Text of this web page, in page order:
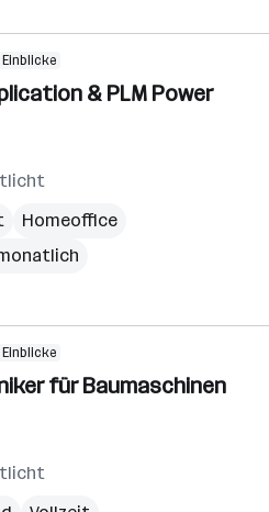
Einblicke
& PLM Power
Homeoffice
Einblicke
für Baumaschinen